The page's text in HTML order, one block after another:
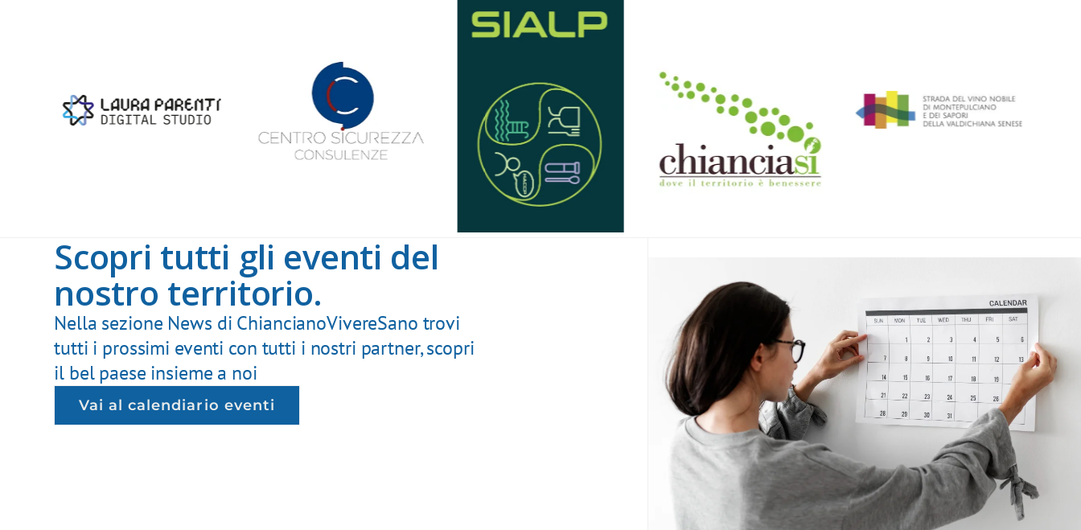
Scopri tutti gli eventi del
nostro territorio.
Nella sezione News di ChiancianoVivereSano trovi
tutti i prossimi eventi con tutti i nostri partner, scopri
il bel paese insieme a noi
Vai al calendiario eventi